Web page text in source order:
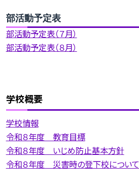
部活動予定表
部活動予定表（７月）
部活動予定表（８月）
学校概要
学校情報
令和８年度 教育目標
令和８年度 いじめ防止基本方針
令和８年度 災害時の登下校について